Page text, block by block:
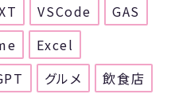
VSCode
GAS
Excel
グルメ
飲食店